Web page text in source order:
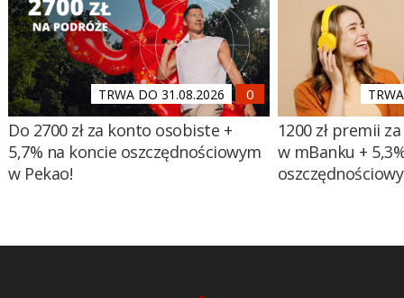
TRWA DO 31.08.2026
Do 2700 zł za konto osobiste +
5,7% na koncie oszczędnościowym
w Pekao!
1200 zł premii
w mBanku +